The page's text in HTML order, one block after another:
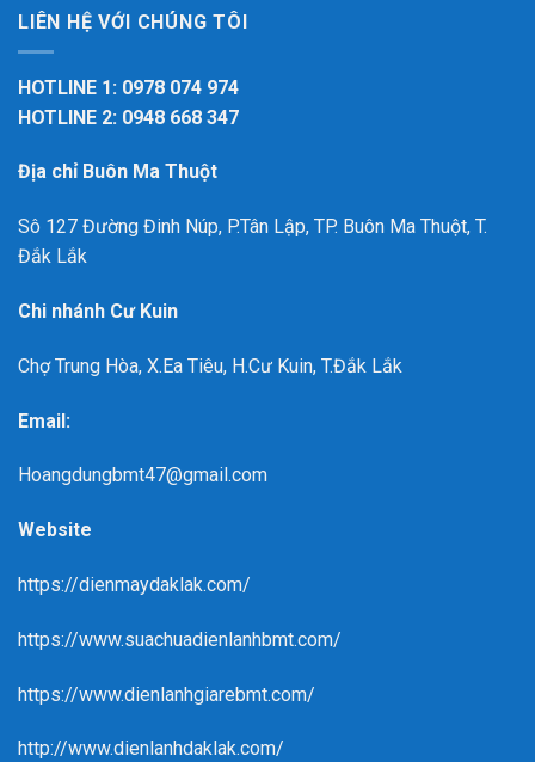
LIÊN HỆ VỚI CHÚNG TÔI
HOTLINE 1: 0978 074 974
HOTLINE 2: 0948 668 347
Địa chỉ Buôn Ma Thuột
Sô 127 Đường Đinh Núp, P.Tân Lập, TP. Buôn Ma Thuột, T.
Đắk Lắk
Chi nhánh Cư Kuin
Chợ Trung Hòa, X.Ea Tiêu, H.Cư Kuin, T.Đắk Lắk
Email:
Hoangdungbmt47@gmail.com
Website
https://dienmaydaklak.com/
https://www.suachuadienlanhbmt.com/
https://www.dienlanhgiarebmt.com/
http://www.dienlanhdaklak.com/